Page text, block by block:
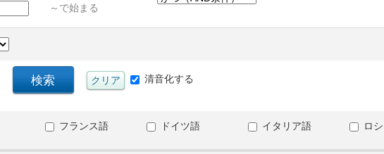
～で始まる
清音化する
フランス語 ドイツ語 イタリア語
ロ